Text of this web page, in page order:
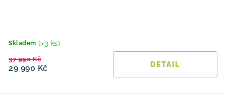
Skladem (>3 ks)
29 990 Kč
37 990 Kč